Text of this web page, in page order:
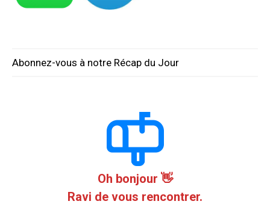
Abonnez-vous à notre Récap du Jour
Oh bonjour 👋
Ravi de vous rencontrer.